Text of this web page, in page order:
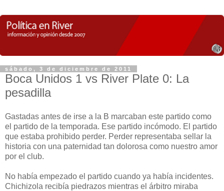
sábado, 3 de diciembre de 2011
Boca Unidos 1 vs River Plate 0: La
pesadilla
Gastadas antes de irse a la B marcaban este partido como
el partido de la temporada. Ese partido incómodo. El partido
que estaba prohibido perder. Perder representaba sellar la
historia con una paternidad tan dolorosa como nuestro amor
por el club.
No había empezado el partido cuando ya había incidentes.
Chichizola recibía piedrazos mientras el árbitro miraba